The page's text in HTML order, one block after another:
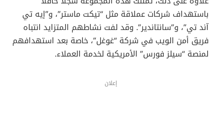
باستهداف شركات عملاقة مثل “تيكت ماستر”، و”إيه تي
آند تي”، و”سانتاندير”. وقد لفت نشاطهم المتزايد انتباه
فريق أمن الويب في شركة “غوغل”، خاصة بعد استهدافهم
لمنصة “سيلز فورس” الأمريكية لخدمة العملاء.
إعلان